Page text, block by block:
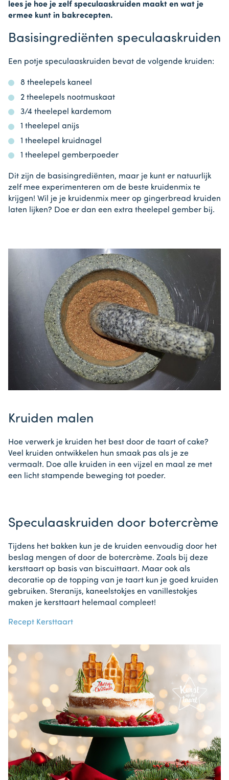
lees je hoe je zelf speculaaskruiden maakt en wat je
ermee kunt in bakrecepten.
Basisingrediënten speculaaskruiden
Een potje speculaaskruiden bevat de volgende kruiden:
8 theelepels kaneel
2 theelepels nootmuskaat
3/4 theelepel kardemom
1 theelepel anijs
1 theelepel kruidnagel
1 theelepel gemberpoeder
Dit zijn de basisingrediënten, maar je kunt er natuurlijk
zelf mee experimenteren om de beste kruidenmix te
krijgen! Wil je je kruidenmix meer op gingerbread kruiden
laten lijken? Doe er dan een extra theelepel gember bij.
Kruiden malen
Hoe verwerk je kruiden het best door de taart of cake?
Veel kruiden ontwikkelen hun smaak pas als je ze
vermaalt. Doe alle kruiden in een vijzel en maal ze met
een licht stampende beweging tot poeder.
Speculaaskruiden door botercrème
Tijdens het bakken kun je de kruiden eenvoudig door het
beslag mengen of door de botercrème. Zoals bij deze
kersttaart op basis van biscuittaart. Maar ook als
decoratie op de topping van je taart kun je goed kruiden
gebruiken. Steranijs, kaneelstokjes en vanillestokjes
maken je kersttaart helemaal compleet!
Recept Kersttaart